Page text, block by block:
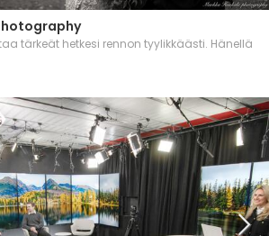
tärkeät hetkesi rennon tyylikkäästi. Hänellä